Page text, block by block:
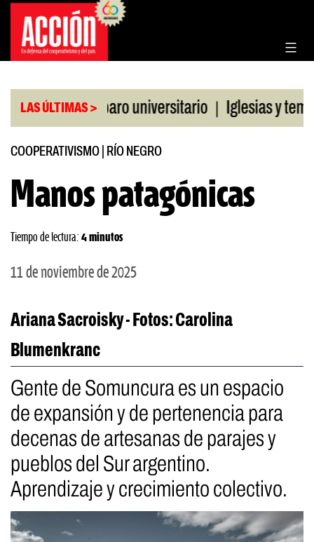
Saltar
contenido
LAS ÚLTIMAS >
CGT al paro universitario | Iglesias y templos
COOPERATIVISMO RÍO NEGRO
Manos patagónicas
Tiempo de lectura: 4 minutos
11 de noviembre de 2025
Ariana Sacroisky - Fotos: Carolina
Blumenkranc
Gente de Somuncura es un espacio
de expansión y de pertenencia para
decenas de artesanas de parajes y
pueblos del Sur argentino.
Aprendizaje y crecimiento colectivo.